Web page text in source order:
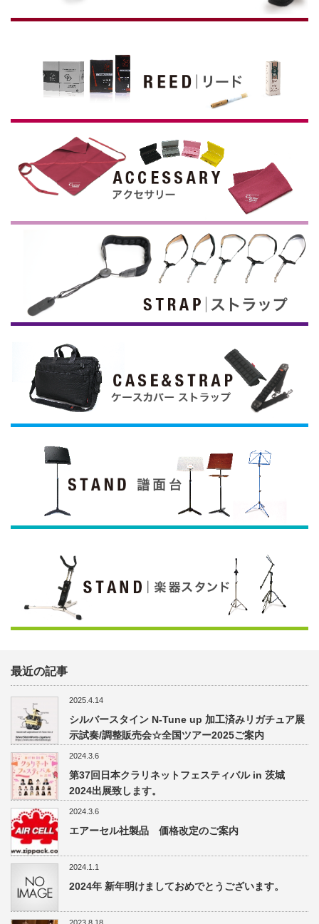
最近の記事
2025.4.14
シルバースタイン N-Tune up 加工済みリガチュア展
示試奏/調整販売会☆全国ツアー2025ご案内
2024.3.6
第37回日本クラリネットフェスティバル in 茨城
2024出展致します。
2024.3.6
エアーセル社製品 価格改定のご案内
2024.1.1
2024年 新年明けましておめでとうございます。